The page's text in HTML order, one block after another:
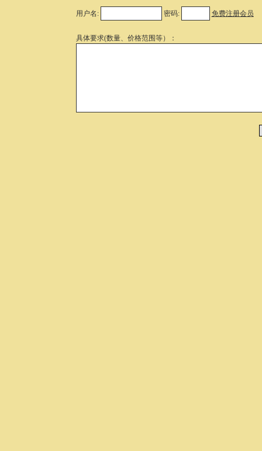
用户名: 密码: 免费注册会员
具体要求(数量、价格范围等）：